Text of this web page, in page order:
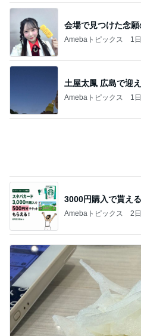
会場で見つけた念
Amebaトピックス 1
土屋太鳳 広島で迎
Amebaトピックス 1
3000円購入で貰え
Amebaトピックス 2